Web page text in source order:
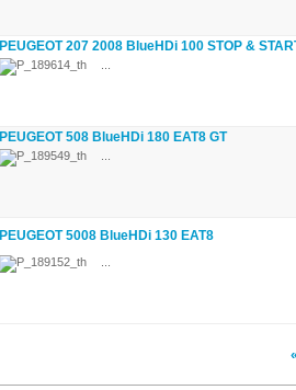
PEUGEOT 207 2008 BlueHDi 100 STOP &
PEUGEOT 508 BlueHDi 180 EAT8 GT
PEUGEOT 5008 BlueHDi 130 EAT8